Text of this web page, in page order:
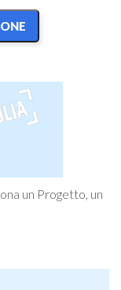
un Progetto, un